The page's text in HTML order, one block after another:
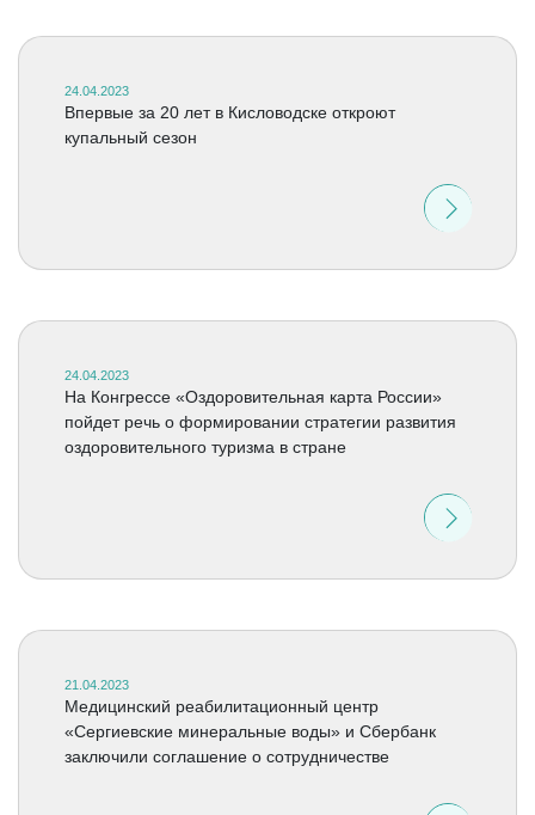
24.04.2023
Впервые за 20 лет в Кисловодске откроют
купальный сезон
24.04.2023
На Конгрессе «Оздоровительная карта России»
пойдет речь о формировании стратегии развития
оздоровительного туризма в стране
21.04.2023
Медицинский реабилитационный центр
«Сергиевские минеральные воды» и Сбербанк
заключили соглашение о сотрудничестве